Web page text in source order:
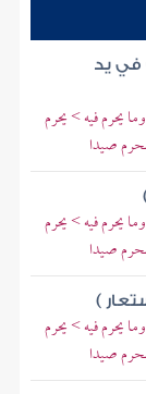
في يد
يحرم فيه > يحرم
صيدا
يحرم فيه > يحرم
صيدا
)
يحرم فيه > يحرم
صيدا